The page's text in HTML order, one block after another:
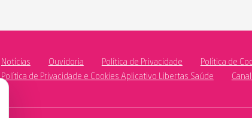
Notícias Ouvidoria Política de Privacidade Política de
Política de Privacidade e Cookies Aplicativo Libertas Saúde